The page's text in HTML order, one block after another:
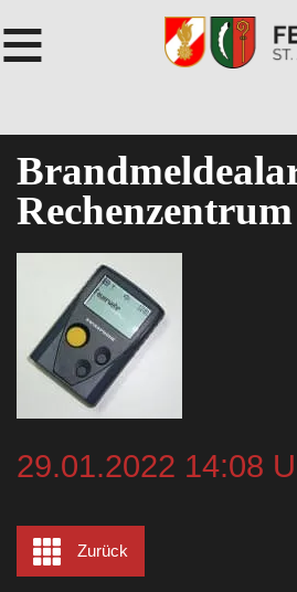
≡
Rechenzentrum
29.01.2022 14:08
Zurück